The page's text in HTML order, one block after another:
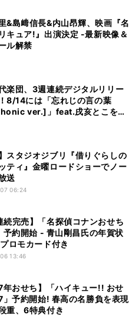
&島﨑信長&内山昂輝、映画『名
キュア!』出演決定 -最新映像＆
ル解禁
楽団、3週連続デジタルリリー
8/14には「忘れじの言の葉
ver.]」feat.戌亥とこを配
】スタジオジブリ『借りぐらしの
ティ』金曜ロードショーでノー
送
06:24
続完売】「名探偵コナンおせち
約開始 - 青山剛昌氏の年賀状
ロモカード付き
13:46
年おせち】「ハイキュー!! おせ
予約開始! 春高の名勝負を表現
重、6特典付き